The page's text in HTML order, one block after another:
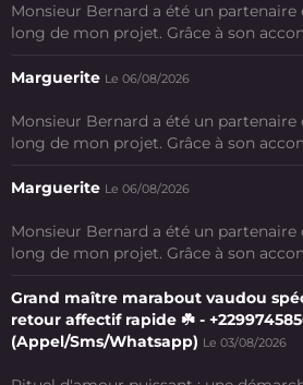
Monsieur Bernard a été un
long de mon projet. Grâce à son
Marguerite Le 06/08/2026
Monsieur Bernard a été un
long de mon projet. Grâce à son
Marguerite Le 06/08/2026
Monsieur Bernard a été un
long de mon projet. Grâce à son
Grand maître marabout vaudou
retour affectif rapide ☘️ -
(Appel/Sms/Whatsapp) Le 03/08/2026